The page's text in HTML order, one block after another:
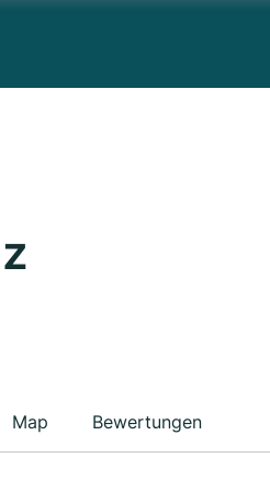
Map Bewertungen